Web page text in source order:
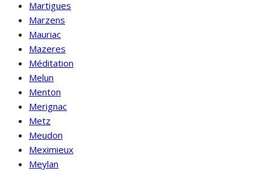
Martigues
Marzens
Mauriac
Mazeres
Méditation
Melun
Menton
Merignac
Metz
Meudon
Meximieux
Meylan